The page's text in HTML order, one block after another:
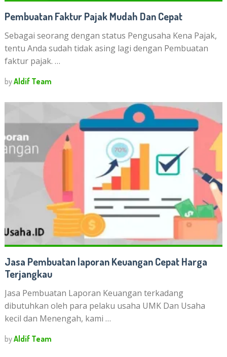
Pembuatan Faktur Pajak Mudah Dan Cepat
Sebagai seorang dengan status Pengusaha Kena Pajak,
tentu Anda sudah tidak asing lagi dengan Pembuatan
faktur pajak. …
byAldif Team
Jasa Pembuatan laporan Keuangan Cepat Harga
Terjangkau
Jasa Pembuatan Laporan Keuangan terkadang
dibutuhkan oleh para pelaku usaha UMK Dan Usaha
kecil dan Menengah, kami …
byAldif Team